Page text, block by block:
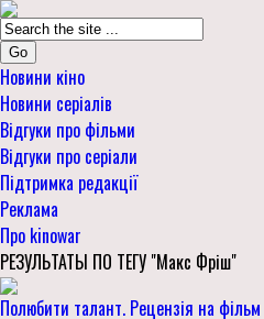
Go
Новини кіно
Новини серіалів
Відгуки про фільми
Відгуки про серіали
Підтримка редакції
Реклама
Про kinowar
РЕЗУЛЬТАТЫ ПО ТЕГУ "Макс Фріш"
Полюбити талант. Рецензія на фільм